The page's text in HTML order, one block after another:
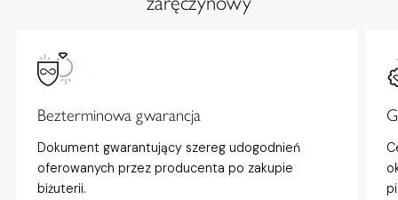
Bezterminowa gwarancja
Dokument gwarantujący szereg udogodnień
oferowanych przez producenta po zakupie
biżuterii.